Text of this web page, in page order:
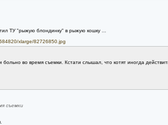
ТУ "рыжую блондинку" в рыжую кошку ...
xlarge/82726850.jpg
во время съемки. Кстати слышал, что котят иногда
съемки